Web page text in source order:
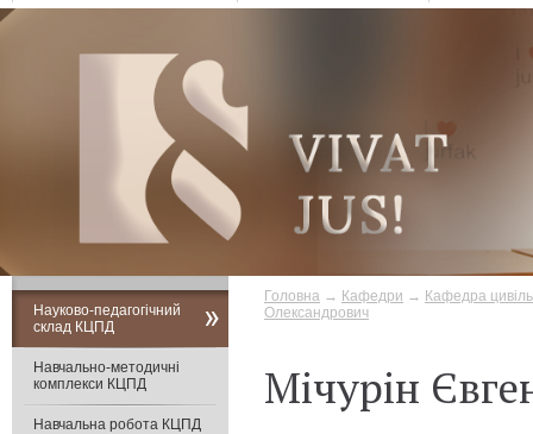
Головна → Кафедри → Кафедра
Олександрович
Мічурін
Науково-педагогічний
склад КЦПД
Навчально-методичні
комплекси КЦПД
Навчальна робота КЦПД